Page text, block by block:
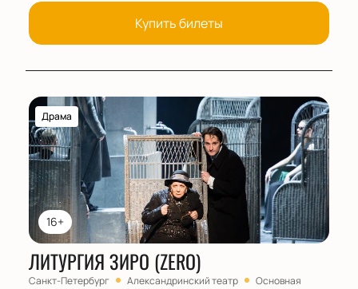
Купить билеты
16+
Драма
ЛИТУРГИЯ ЗИРО (ZERO)
Санкт-Петербург Александринский театр
Основная